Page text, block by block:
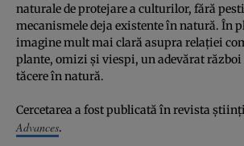
naturale de protejare a culturilor, fără
mecanismele deja existente în natură. În
imagine mult mai clară asupra relației
plante, omizi și viespi, un adevărat
tăcere în natură.
Cercetarea a fost publicată în revista
Advances.